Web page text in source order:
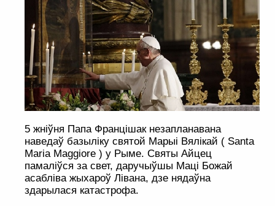
5 жніўня Папа Францішак незапланавана
наведаў базыліку святой Марыі Вялікай ( Santa
Maria Maggiore ) y Рыме. Святы Айцец
памаліўся за свет, даручыўшы Маці Божай
асабліва жыхароў Лівана, дзе нядаўна
здарылася катастрофа.